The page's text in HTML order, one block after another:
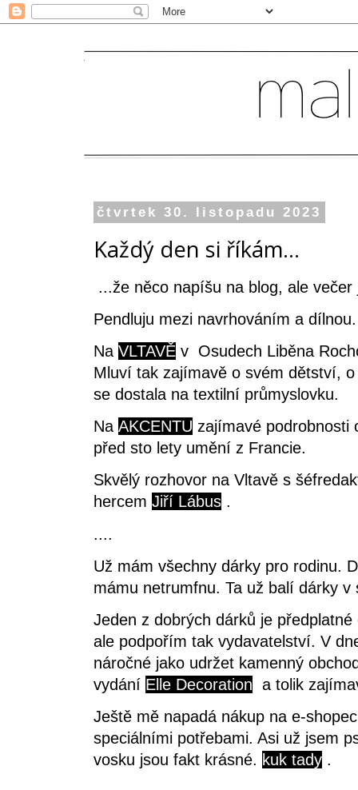
čtvrtek 30. listopadu 2023
Každý den si říkám...
...že něco napíšu na blog, ale
Pendluju mezi navrhováním a
Na VLTAVĚ v Osudech Liběna
Mluví tak zajímavě o svém dětství,
se dostala na textilní průmyslovku.
Na AKCENTU zajímavé podrobnosti
před sto lety umění z Francie.
Skvělý rozhovor na Vltavě s
hercem Jiří Lábus .
....
Už mám všechny dárky pro rodinu.
mámu netrumfnu. Ta už balí dárky
Jeden z dobrých dárků je
ale podpořím tak vydavatelství. V
náročné jako udržet kamenný
vydání Elle Decoration a tolik
Ještě mě napadá nákup na e-
speciálními potřebami. Asi už jsem
vosku jsou fakt krásné. kuk tady .